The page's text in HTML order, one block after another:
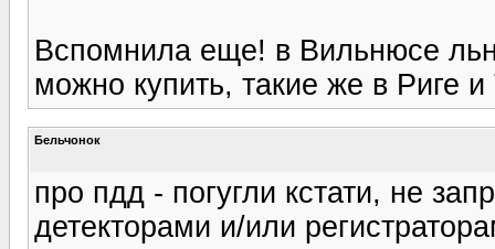
Вспомнила еще! в Вильнюсе
можно купить, такие же в Риге
Бельчонок
про пдд - погугли кстати, не
детекторами и/или